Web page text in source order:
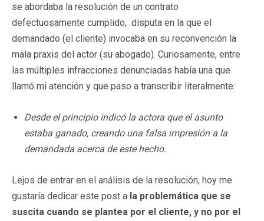
se abordaba la resolución de un contrato
defectuosamente cumplido, disputa en la que el
demandado (el cliente) invocaba en su reconvención la
mala praxis del actor (su abogado). Curiosamente, entre
las múltiples infracciones denunciadas había una que
llamó mi atención y que paso a transcribir literalmente:
Desde el principio indicó la actora que el asunto
estaba ganado, creando una falsa impresión a la
demandada acerca de este hecho.
Lejos de entrar en el análisis de la resolución, hoy me
gustaría dedicar este post a la problemática que se
suscita cuando se plantea por el cliente, y no por el